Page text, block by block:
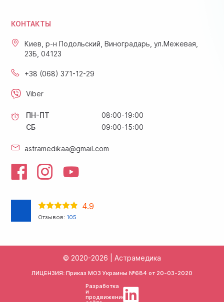
КОНТАКТЫ
Киев, р-н Подольский, Виноградарь, ул.Межевая,
23Б, 04123
+38 (068) 371-12-29
Viber
ПН-ПТ
08:00-19:00
СБ
09:00-15:00
astramedikaa@gmail.com
4.9
Отзывов: 105
© 2020-2026 | Астрамедика
ЛИЦЕНЗИЯ: Приказ МОЗ Украины №684 от 20-03-2020
Разработка
и
продвижение